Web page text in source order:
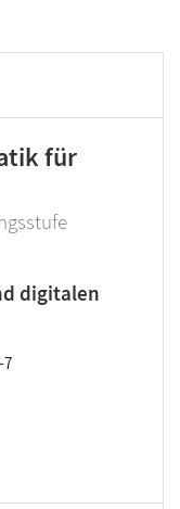
für
digitalen
7